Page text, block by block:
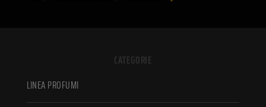
CATEGORIE
LINEA PROFUMI